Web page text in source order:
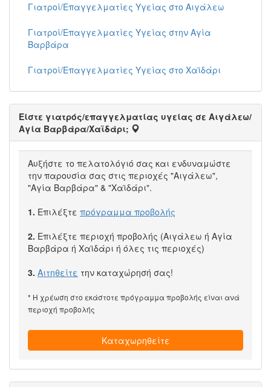
Γιατροί/Επαγγελματίες Υγείας στο Αιγάλεω
Γιατροί/Επαγγελματίες Υγείας στην Αγία
Βαρβάρα
Γιατροί/Επαγγελματίες Υγείας στο Χαϊδάρι
Είστε γιατρός/επαγγελματίας υγείας σε Αιγάλεω/
Αγία Βαρβάρα/Χαϊδάρι;
Αυξήστε το πελατολόγιό σας και ενδυναμώστε
την παρουσία σας στις περιοχές "Αιγάλεω",
"Αγία Βαρβάρα" & "Χαϊδάρι".
1. Επιλέξτε πρόγραμμα προβολής
2. Επιλέξτε περιοχή προβολής (Αιγάλεω ή Αγία
Βαρβάρα ή Χαϊδάρι ή όλες τις περιοχές)
3. Αιτηθείτε την καταχώρησή σας!
* Η χρέωση στο εκάστοτε πρόγραμμα προβολής είναι ανά
περιοχή προβολής
Καταχωρηθείτε